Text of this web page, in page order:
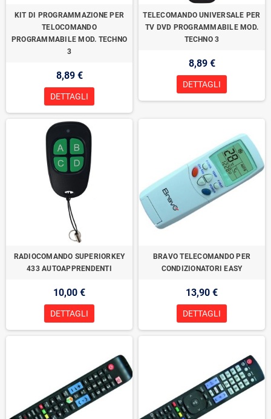
KIT DI PROGRAMMAZIONE PER
TELOCOMANDO
PROGRAMMABILE MOD. TECHNO
3
8,89 €
DETTAGLI
TELECOMANDO UNIVERSALE PER
TV DVD PROGRAMMABILE MOD.
TECHNO 3
8,89 €
DETTAGLI
RADIOCOMANDO SUPERIORKEY
433 AUTOAPPRENDENTI
10,00 €
DETTAGLI
BRAVO TELECOMANDO PER
CONDIZIONATORI EASY
13,90 €
DETTAGLI